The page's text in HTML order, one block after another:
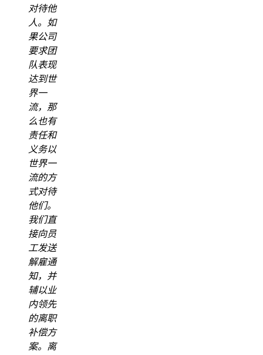
对待他
人。如
果公司
要求团
队表现
达到世
界一
流，那
么也有
责任和
义务以
世界一
流的方
式对待
他们。
我们直
接向员
工发送
解雇通
知，并
辅以业
内领先
的离职
补偿方
案。离